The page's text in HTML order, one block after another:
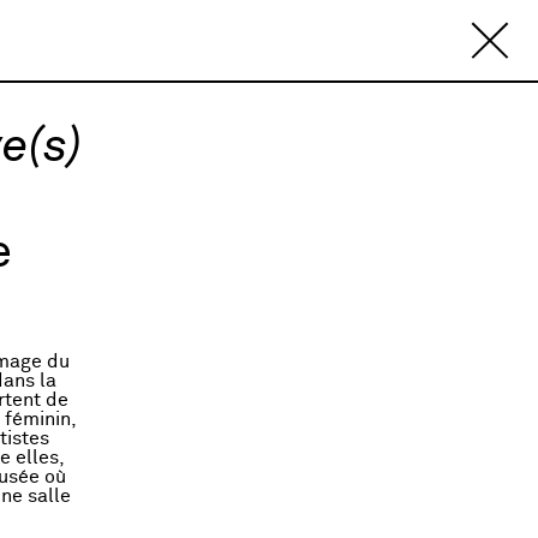
du
la
de
elles,
où
salle